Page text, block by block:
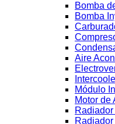
Bomba
Bomba
Aire
Módulo
Motor de